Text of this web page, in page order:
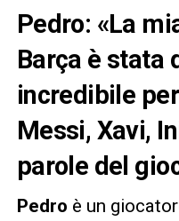
Pedro: «La
Barça è stata
incredibile
Messi, Xavi,
parole del
Pedro è un